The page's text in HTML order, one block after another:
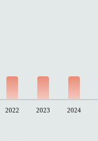
2022 2023 2024